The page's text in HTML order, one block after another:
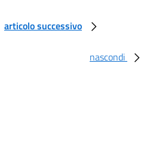
articolo successivo
nascondi